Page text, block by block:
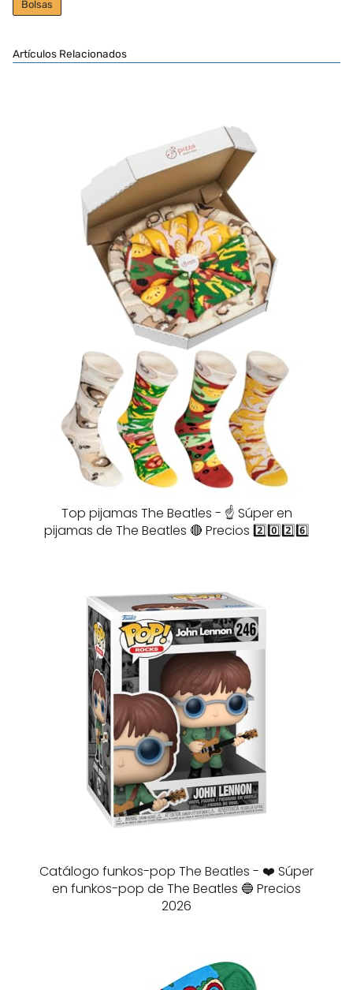
Bolsas
Artículos Relacionados
Top pijamas The Beatles - ☝️ Súper en
pijamas de The Beatles 🔴 Precios 2️⃣0️⃣2️⃣6️⃣
Catálogo funkos-pop The Beatles - ❤️ Súper
en funkos-pop de The Beatles 🔵 Precios
2026